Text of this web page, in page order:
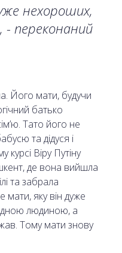
нехороших,
переконаний
Його мати, будучи
батько
Тато його не
та дідуся і
курсі Віру Путіну
де вона вийшла
та забрала
яку він дуже
людиною, а
Тому мати знову